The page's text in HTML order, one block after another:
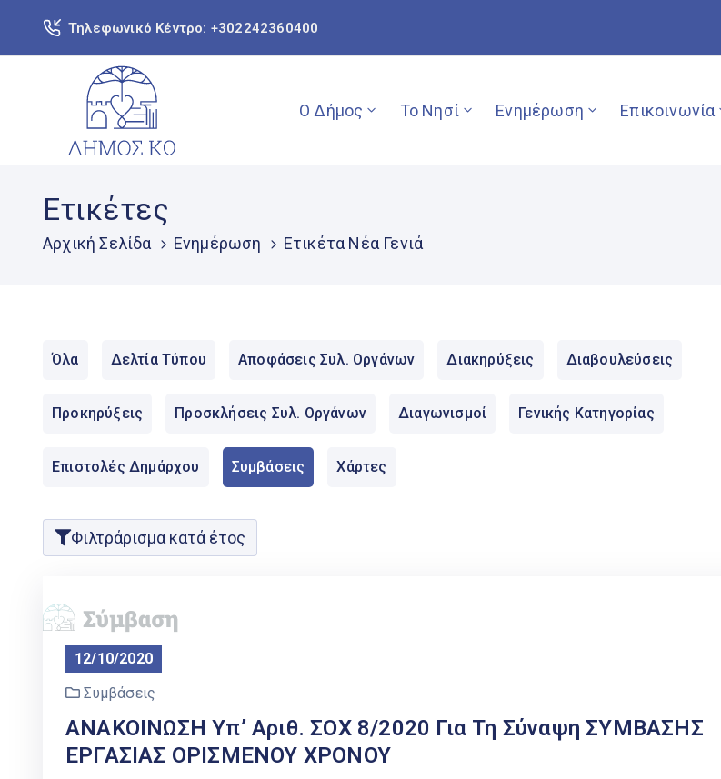
Τηλεφωνικό Κέντρο: +302242360400
Ο Δήμος Το Νησί Ενημέρωση Επικοινωνία
Ετικέτες
Αρχική Σελίδα Ενημέρωση Ετικέτα Νέα Γενιά
Όλα Δελτία Τύπου Αποφάσεις Συλ. Οργάνων Διακηρύξεις Διαβουλεύσεις
Προκηρύξεις Προσκλήσεις Συλ. Οργάνων Διαγωνισμοί Γενικής Κατηγορίας
Επιστολές Δημάρχου Συμβάσεις Χάρτες
Φιλτράρισμα κατά έτος
12/10/2020
Συμβάσεις
ΑΝΑΚΟΙΝΩΣΗ Υπ’ Αριθ. ΣΟΧ 8/2020 Για Τη Σύναψη ΣΥΜΒΑΣΗΣ
ΕΡΓΑΣΙΑΣ ΟΡΙΣΜΕΝΟΥ ΧΡΟΝΟΥ